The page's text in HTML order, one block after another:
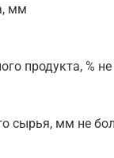
мм
продукта, %
сырья, мм не